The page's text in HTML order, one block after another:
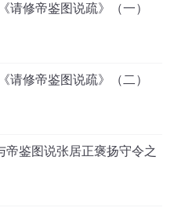
请修帝鉴图说疏》（一）
请修帝鉴图说疏》（二）
帝鉴图说张居正褒扬守令之